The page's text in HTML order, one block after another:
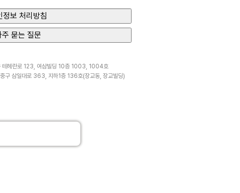
정보 처리방침
주 묻는 질문
테헤란로 123, 여삼빌딩 10층 1003, 1004호
삼일대로 363, 지하1층 136호(장교동, 장교빌딩)